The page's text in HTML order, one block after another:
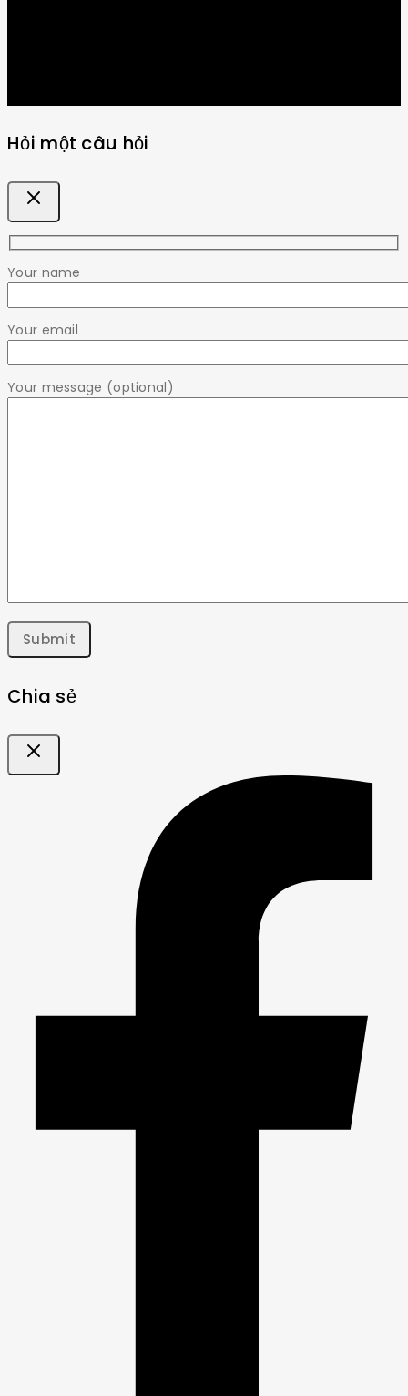
Hỏi một câu hỏi
Your name
Your email
Your message (optional)
Chia sẻ